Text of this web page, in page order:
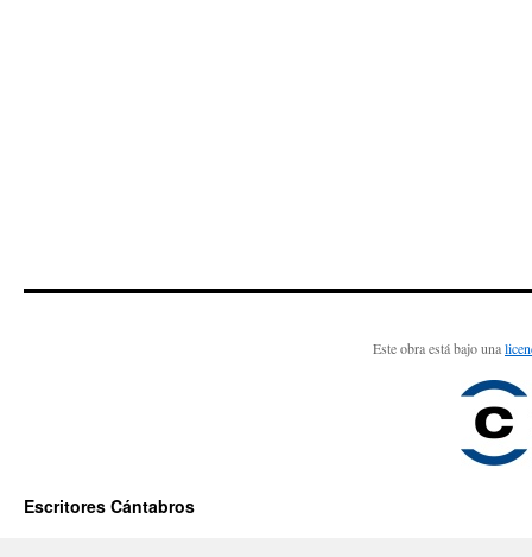
Este obra está bajo una
Escritores Cántabros